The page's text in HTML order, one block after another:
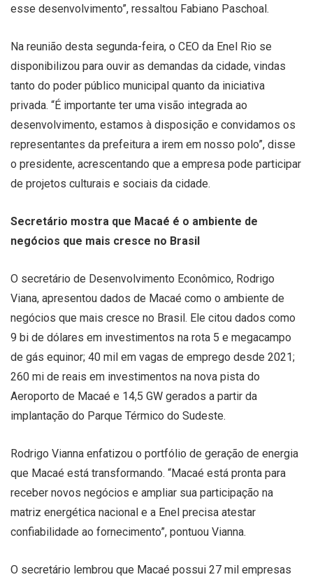
esse desenvolvimento”, ressaltou Fabiano Paschoal.
Na reunião desta segunda-feira, o CEO da Enel Rio se
disponibilizou para ouvir as demandas da cidade, vindas
tanto do poder público municipal quanto da iniciativa
privada. “É importante ter uma visão integrada ao
desenvolvimento, estamos à disposição e convidamos os
representantes da prefeitura a irem em nosso polo”, disse
o presidente, acrescentando que a empresa pode participar
de projetos culturais e sociais da cidade.
Secretário mostra que Macaé é o ambiente de
negócios que mais cresce no Brasil
O secretário de Desenvolvimento Econômico, Rodrigo
Viana, apresentou dados de Macaé como o ambiente de
negócios que mais cresce no Brasil. Ele citou dados como
9 bi de dólares em investimentos na rota 5 e megacampo
de gás equinor; 40 mil em vagas de emprego desde 2021;
260 mi de reais em investimentos na nova pista do
Aeroporto de Macaé e 14,5 GW gerados a partir da
implantação do Parque Térmico do Sudeste.
Rodrigo Vianna enfatizou o portfólio de geração de energia
que Macaé está transformando. “Macaé está pronta para
receber novos negócios e ampliar sua participação na
matriz energética nacional e a Enel precisa atestar
confiabilidade ao fornecimento”, pontuou Vianna.
O secretário lembrou que Macaé possui 27 mil empresas